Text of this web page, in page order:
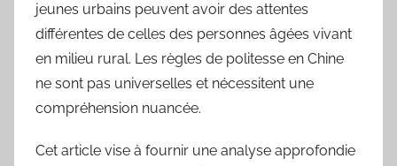
jeunes urbains peuvent avoir des attentes
différentes de celles des personnes âgées vivant
en milieu rural. Les règles de politesse en Chine
ne sont pas universelles et nécessitent une
compréhension nuancée.
Cet article vise à fournir une analyse approfondie